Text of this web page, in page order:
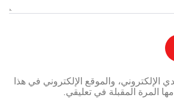
الإلكتروني، والموقع الإلكتروني في هذا
المرة المقبلة في تعليقي.